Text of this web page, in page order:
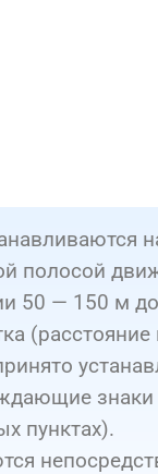
полосой
50 — 150 м до
(расстояние
знаки
пунктах).